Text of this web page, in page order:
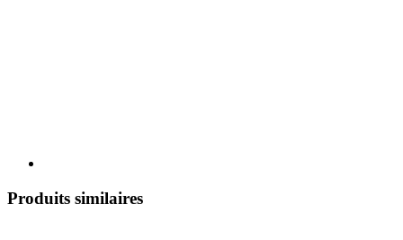
Produits similaires